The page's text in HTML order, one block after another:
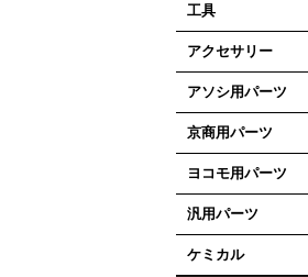
工具
アクセサリー
アソシ用パーツ
京商用パーツ
ヨコモ用パーツ
汎用パーツ
ケミカル